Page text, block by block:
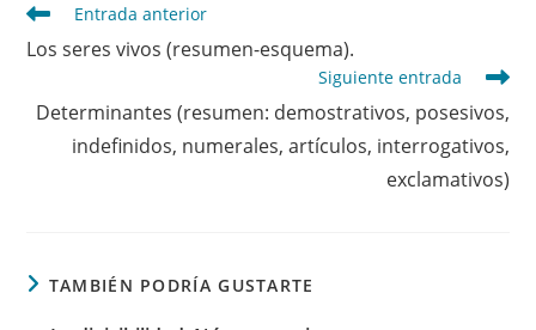
Leer
artículos
Entrada anterior
Los seres vivos (resumen-esquema).
Siguiente entrada
Determinantes (resumen: demostrativos, posesivos,
indefinidos, numerales, artículos, interrogativos,
exclamativos)
TAMBIÉN PODRÍA GUSTARTE